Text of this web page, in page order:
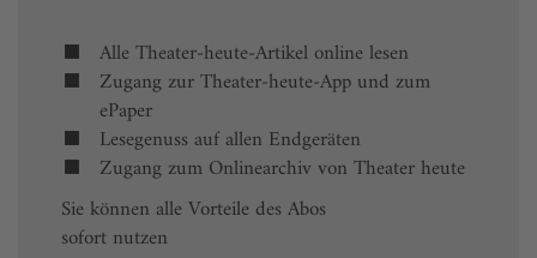
Alle Theater-heute-Artikel online lesen
Zugang zur Theater-heute-App und zum
ePaper
Lesegenuss auf allen Endgeräten
Zugang zum Onlinearchiv von Theater heute
Sie können alle Vorteile des Abos
sofort nutzen